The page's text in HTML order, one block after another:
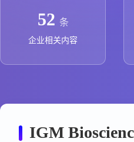
药品生产企业
52 条
企业相关内容
IGM